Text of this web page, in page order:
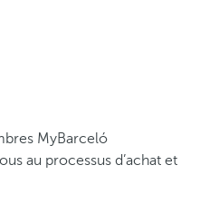
MyBarceló
au processus d’achat et